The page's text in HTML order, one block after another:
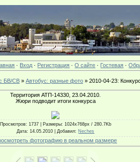
· Вход · Регистрация ·О сайте · Гостевая ·
БВ/СВ» Автобус: разные фото» 2010-04-23:
Территория АТП-14330, 23.04.2010.
Жюри подводит итоги конкурса
Просмотров: 1737 | Размеры: 1024x768px / 280.7Kb
Дата: 14.05.2010 |Добавил: Neches
фотографию в реальном размере